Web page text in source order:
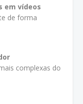
em vídeos
de forma
complexas do